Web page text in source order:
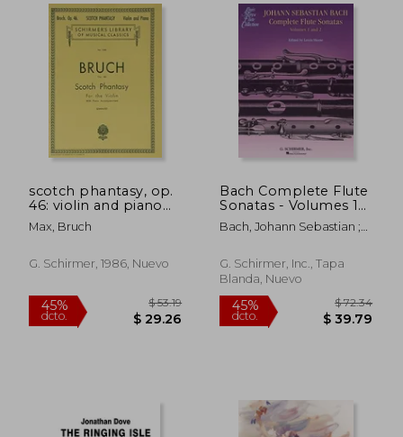
scotch phantasy, op.
46: violin and piano
(en Inglés)
Max, Bruch
G. Schirmer, 1986, Nuevo
Bach Complete Flute
Sonatas - Volumes 1
and 2 (en Inglés)
Bach, Johann Sebastian ;
G. Schirmer, Inc., Tapa
Blanda, Nuevo